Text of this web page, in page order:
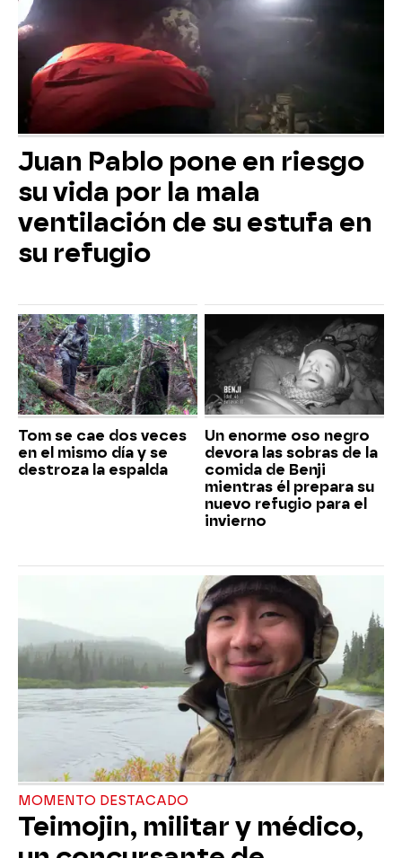
Juan Pablo pone en riesgo
su vida por la mala
ventilación de su estufa en
su refugio
Tom se cae dos veces
en el mismo día y se
destroza la espalda
Un enorme oso negro
devora las sobras de la
comida de Benji
mientras él prepara su
nuevo refugio para el
invierno
MOMENTO DESTACADO
Teimojin, militar y médico,